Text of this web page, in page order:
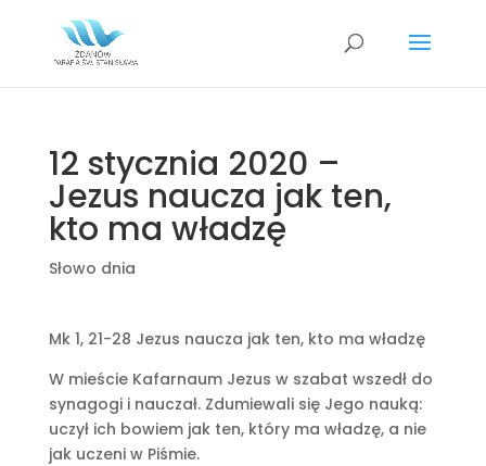
12 stycznia 2020 –
Jezus naucza jak ten,
kto ma władzę
Słowo dnia
Mk 1, 21-28 Jezus naucza jak ten, kto ma władzę
W mieście Kafarnaum Jezus w szabat wszedł do
synagogi i nauczał. Zdumiewali się Jego nauką:
uczył ich bowiem jak ten, który ma władzę, a nie
jak uczeni w Piśmie.